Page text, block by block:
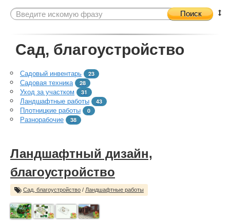
Поиск
Сад, благоустройство
Садовый инвентарь 23
Садовая техника 28
Уход за участком 31
Ландшафтные работы 43
Плотницкие работы 0
Разнорабочие 38
Ландшафтный дизайн,
благоустройство
Сад, благоустройство / Ландшафтные работы